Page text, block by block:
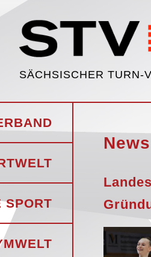
SÄCHSISCHER TURN-
SPORT
News